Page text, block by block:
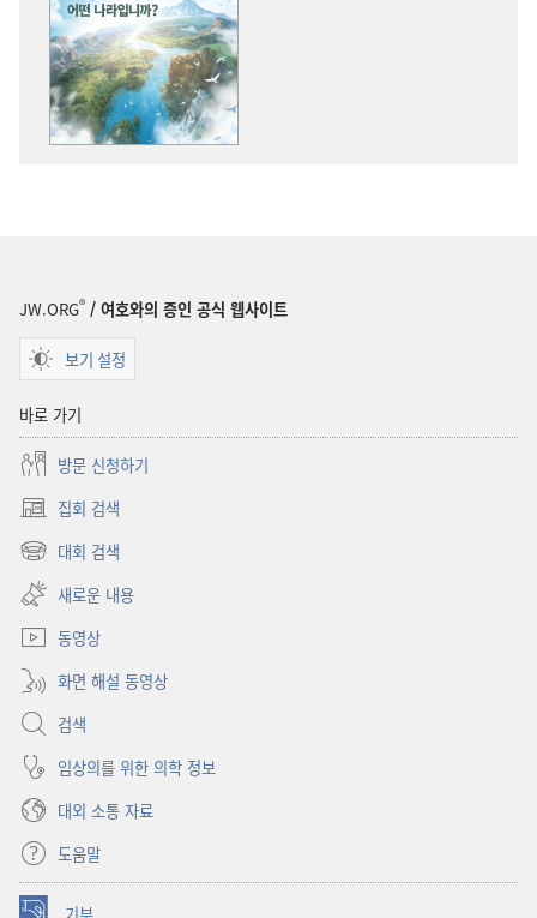
JW.ORG® / 여호와의 증인 공식 웹사이트
보기 설정
바로 가기
방문 신청하기
집회 검색
(새로운
창
대회 검색
(새로운
창
열기)
새로운 내용
동영상
화면 해설 동영상
검색
임상의를 위한 의학 정보
대외 소통 자료
도움말
기부